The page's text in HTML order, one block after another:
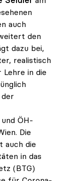
auch
den
dazu bei,
realistisch
in die
ÖH-
Die
auch die
in das
(BTG)